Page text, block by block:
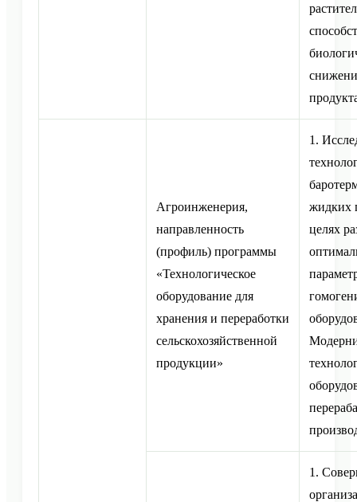
Агроинженерия,
направленность
(профиль) программы
«Технологическое
оборудование для
хранения и переработки
сельскохозяйственной
продукции»
1.
жидких
целях
1.